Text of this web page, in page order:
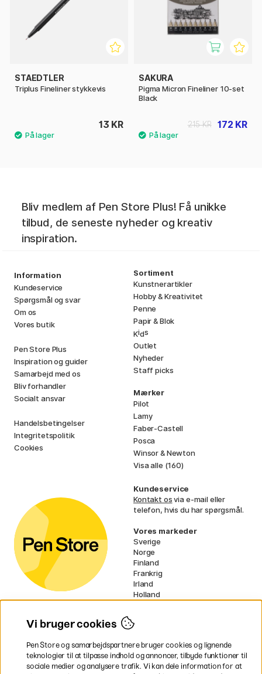
STAEDTLER
Triplus Fineliner stykkevis
13 KR
SAKURA
Pigma Micron Fineliner 10-set
Black
172 KR
215 KR
Bliv medlem af Pen Store Plus! Få unikke
tilbud, de seneste nyheder og kreativ
inspiration.
Information
Kundeservice
Spørgsmål og svar
Om os
Vores butik
Pen Store Plus
Inspiration og guider
Samarbejd med os
Bliv forhandler
Socialt ansvar
Handelsbetingelser
Integritetspolitik
Cookies
Sortiment
Kunstnerartikler
Hobby & Kreativitet
Penne
Papir & Blok
Kids
Outlet
Nyheder
Staff picks
Mærker
Pilot
Lamy
Faber-Castell
Posca
Winsor & Newton
Visa alle (160)
Kundeservice
Kontakt osvia e-mail eller
telefon, hvis du har spørgsmål.
Vores markeder
Sverige
Norge
Finland
Frankrig
Irland
Holland
EU
* Specifikkefragtvilkår gælder for
voluminøse varer.
Vi bruger cookies
Pen Store og samarbejdspartnere bruger cookies og lignende
teknologier til at tilpasse indhold og annoncer, tilbyde funktioner til
sociale medier og analysere trafik. Vi kan dele information for at